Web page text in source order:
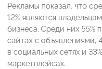
Рекламы показал, что
12% являются
бизнеса. Среди них 55%
сайтах с объявлениями,
в социальных сетях и
маркетплейсах.